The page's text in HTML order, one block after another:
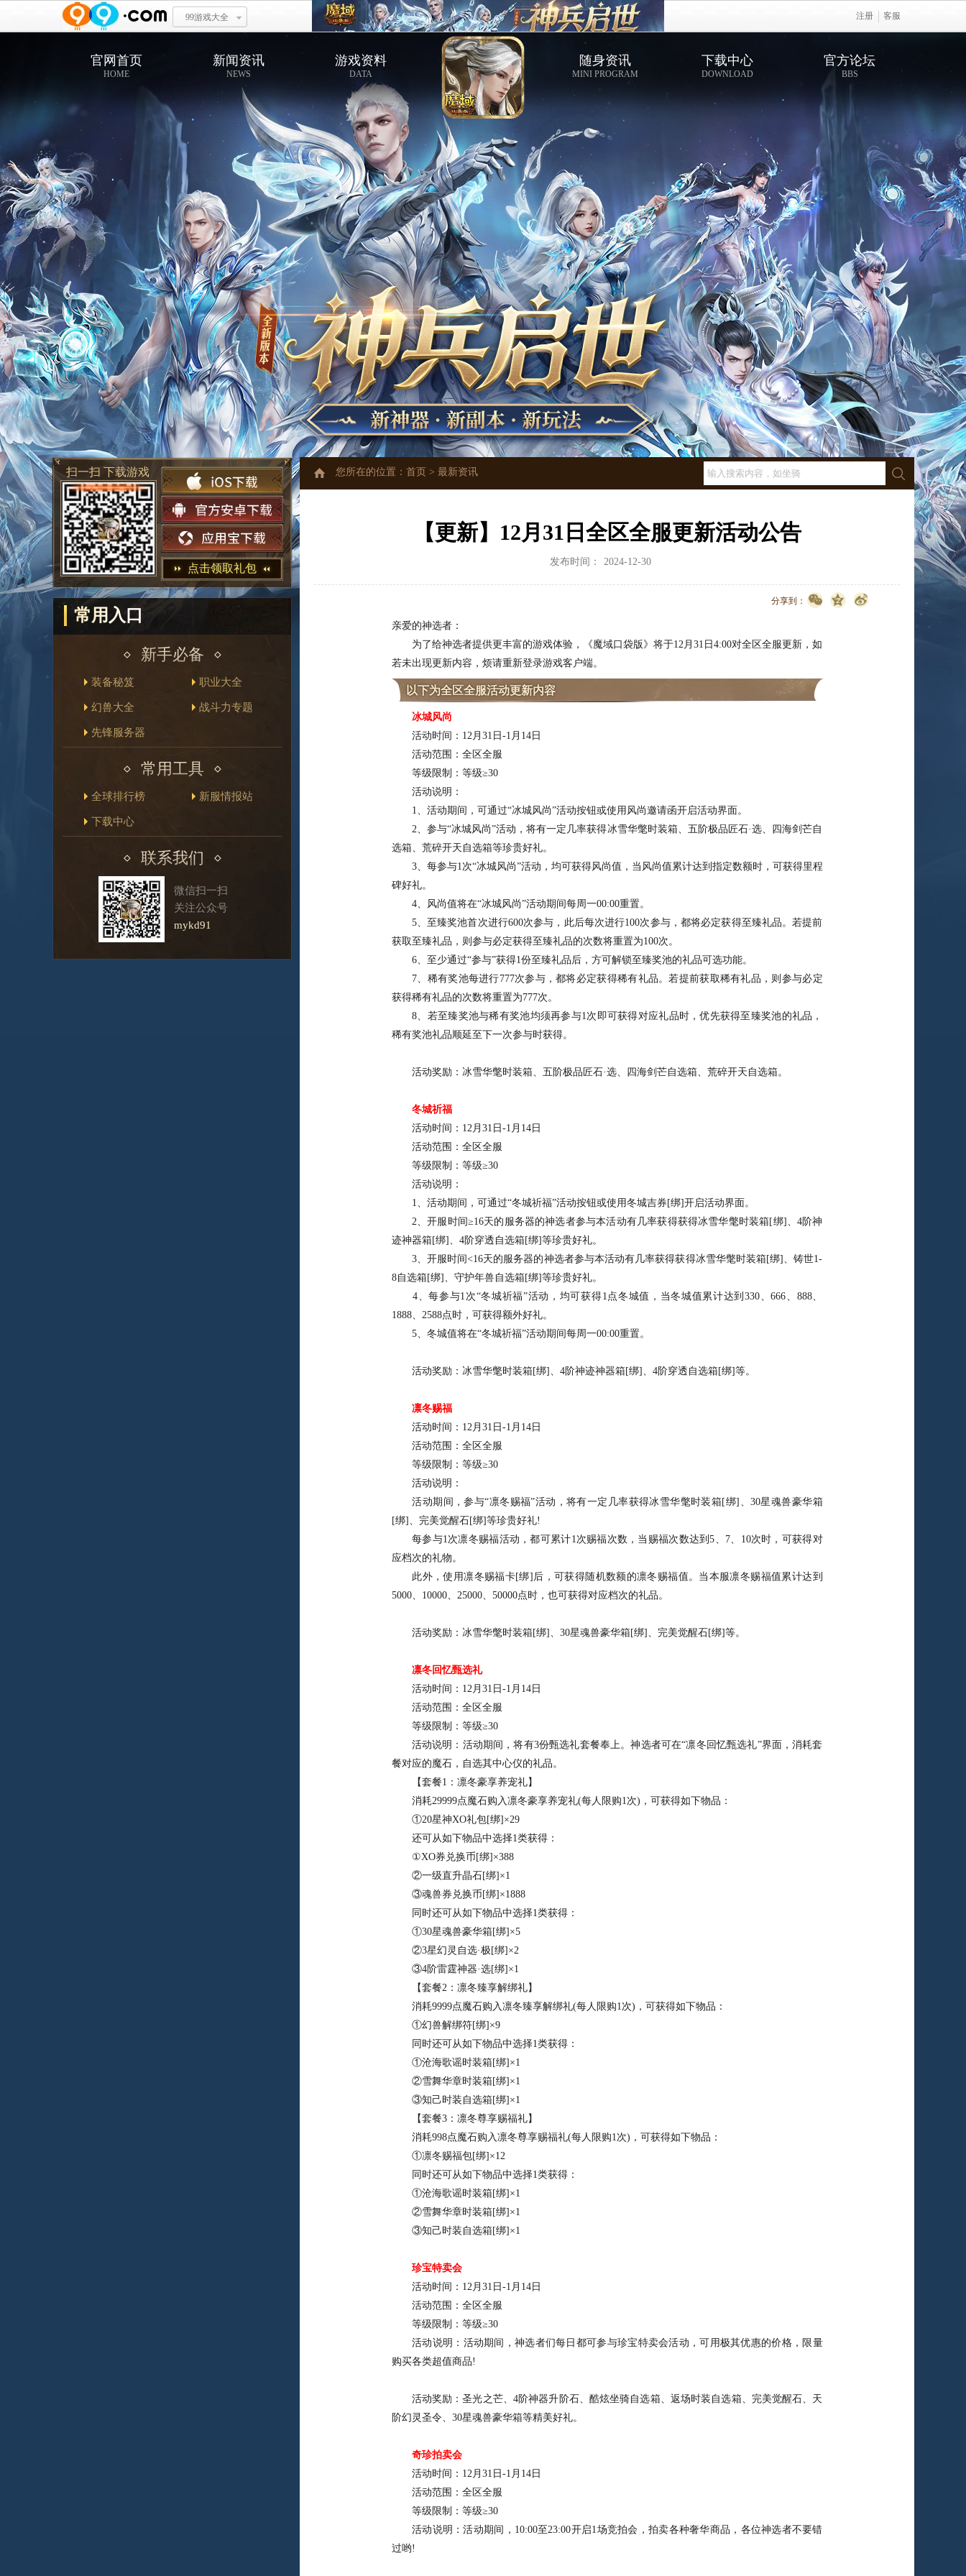
99游戏大全 注册 客服
官网首页
HOME
新闻资讯
NEWS
游戏资料
DATA
随身资讯
MINI PROGRAM
下载中心
DOWNLOAD
官方论坛
BBS
扫一扫 下载游戏
点击领取礼包
常用入口
新手必备
装备秘笈 职业大全
幻兽大全 战斗力专题
先锋服务器
常用工具
全球排行榜 新服情报站
下载中心
联系我们
微信扫一扫
关注公众号
mykd91
您所在的位置： 首页 > 最新资讯
【更新】12月31日全区全服更新活动公告
发布时间： 2024-12-30
分享到：
亲爱的神选者：
为了给神选者提供更丰富的游戏体验，《魔域口袋版》将于12月31日4:00对全区全服更新，如
若未出现更新内容，烦请重新登录游戏客户端。
以下为全区全服活动更新内容
冰城风尚
活动时间：12月31日-1月14日
活动范围：全区全服
等级限制：等级≥30
活动说明：
1、活动期间，可通过“冰城风尚”活动按钮或使用风尚邀请函开启活动界面。
2、参与“冰城风尚”活动，将有一定几率获得冰雪华氅时装箱、五阶极品匠石·选、四海剑芒自
选箱、荒碎开天自选箱等珍贵好礼。
3、每参与1次“冰城风尚”活动，均可获得风尚值，当风尚值累计达到指定数额时，可获得里程
碑好礼。
4、风尚值将在“冰城风尚”活动期间每周一00:00重置。
5、至臻奖池首次进行600次参与，此后每次进行100次参与，都将必定获得至臻礼品。若提前
获取至臻礼品，则参与必定获得至臻礼品的次数将重置为100次。
6、至少通过“参与”获得1份至臻礼品后，方可解锁至臻奖池的礼品可选功能。
7、稀有奖池每进行777次参与，都将必定获得稀有礼品。若提前获取稀有礼品，则参与必定
获得稀有礼品的次数将重置为777次。
8、若至臻奖池与稀有奖池均须再参与1次即可获得对应礼品时，优先获得至臻奖池的礼品，
稀有奖池礼品顺延至下一次参与时获得。
活动奖励：冰雪华氅时装箱、五阶极品匠石·选、四海剑芒自选箱、荒碎开天自选箱。
冬城祈福
活动时间：12月31日-1月14日
活动范围：全区全服
等级限制：等级≥30
活动说明：
1、活动期间，可通过“冬城祈福”活动按钮或使用冬城吉券[绑]开启活动界面。
2、开服时间≥16天的服务器的神选者参与本活动有几率获得获得冰雪华氅时装箱[绑]、4阶神
迹神器箱[绑]、4阶穿透自选箱[绑]等珍贵好礼。
3、开服时间<16天的服务器的神选者参与本活动有几率获得获得冰雪华氅时装箱[绑]、铸世1-
8自选箱[绑]、守护年兽自选箱[绑]等珍贵好礼。
4、每参与1次“冬城祈福”活动，均可获得1点冬城值，当冬城值累计达到330、666、888、
1888、2588点时，可获得额外好礼。
5、冬城值将在“冬城祈福”活动期间每周一00:00重置。
活动奖励：冰雪华氅时装箱[绑]、4阶神迹神器箱[绑]、4阶穿透自选箱[绑]等。
凛冬赐福
活动时间：12月31日-1月14日
活动范围：全区全服
等级限制：等级≥30
活动说明：
活动期间，参与“凛冬赐福”活动，将有一定几率获得冰雪华氅时装箱[绑]、30星魂兽豪华箱
[绑]、完美觉醒石[绑]等珍贵好礼!
每参与1次凛冬赐福活动，都可累计1次赐福次数，当赐福次数达到5、7、10次时，可获得对
应档次的礼物。
此外，使用凛冬赐福卡[绑]后，可获得随机数额的凛冬赐福值。当本服凛冬赐福值累计达到
5000、10000、25000、50000点时，也可获得对应档次的礼品。
活动奖励：冰雪华氅时装箱[绑]、30星魂兽豪华箱[绑]、完美觉醒石[绑]等。
凛冬回忆甄选礼
活动时间：12月31日-1月14日
活动范围：全区全服
等级限制：等级≥30
活动说明：活动期间，将有3份甄选礼套餐奉上。神选者可在“凛冬回忆甄选礼”界面，消耗套
餐对应的魔石，自选其中心仪的礼品。
【套餐1：凛冬豪享养宠礼】
消耗29999点魔石购入凛冬豪享养宠礼(每人限购1次)，可获得如下物品：
①20星神XO礼包[绑]×29
还可从如下物品中选择1类获得：
①XO券兑换币[绑]×388
②一级直升晶石[绑]×1
③魂兽券兑换币[绑]×1888
同时还可从如下物品中选择1类获得：
①30星魂兽豪华箱[绑]×5
②3星幻灵自选·极[绑]×2
③4阶雷霆神器·选[绑]×1
【套餐2：凛冬臻享解绑礼】
消耗9999点魔石购入凛冬臻享解绑礼(每人限购1次)，可获得如下物品：
①幻兽解绑符[绑]×9
同时还可从如下物品中选择1类获得：
①沧海歌谣时装箱[绑]×1
②雪舞华章时装箱[绑]×1
③知己时装自选箱[绑]×1
【套餐3：凛冬尊享赐福礼】
消耗998点魔石购入凛冬尊享赐福礼(每人限购1次)，可获得如下物品：
①凛冬赐福包[绑]×12
同时还可从如下物品中选择1类获得：
①沧海歌谣时装箱[绑]×1
②雪舞华章时装箱[绑]×1
③知己时装自选箱[绑]×1
珍宝特卖会
活动时间：12月31日-1月14日
活动范围：全区全服
等级限制：等级≥30
活动说明：活动期间，神选者们每日都可参与珍宝特卖会活动，可用极其优惠的价格，限量
购买各类超值商品!
活动奖励：圣光之芒、4阶神器升阶石、酷炫坐骑自选箱、返场时装自选箱、完美觉醒石、天
阶幻灵圣令、30星魂兽豪华箱等精美好礼。
奇珍拍卖会
活动时间：12月31日-1月14日
活动范围：全区全服
等级限制：等级≥30
活动说明：活动期间，10:00至23:00开启1场竞拍会，拍卖各种奢华商品，各位神选者不要错
过哟!